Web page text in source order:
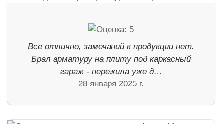
Все отлично, замечаний к продукции нет.
Брал арматуру на плиту под каркасный
гараж - пережила уже д…
28 января 2025 г.